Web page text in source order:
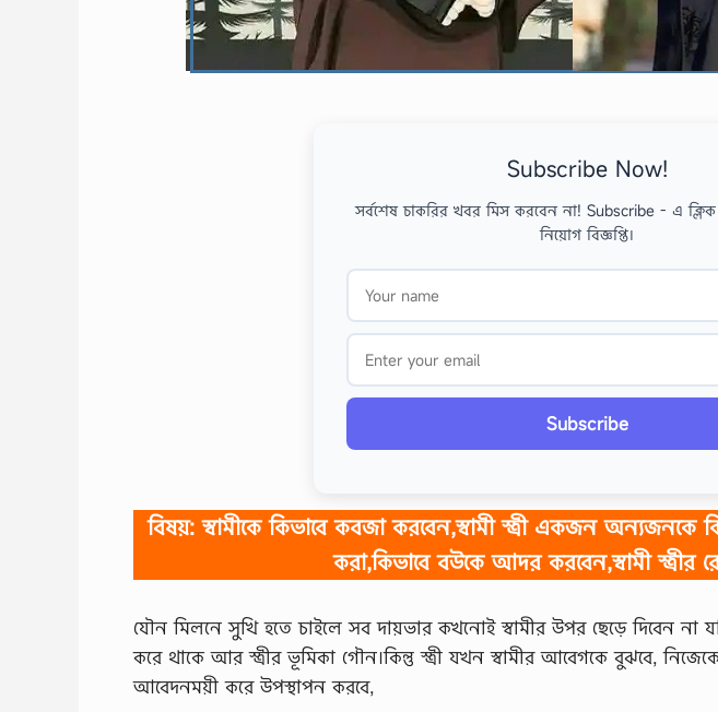
Subscribe Now!
সর্বশেষ চাকরির খবর মিস করবেন না! Subscribe - এ
নিয়োগ বিজ্ঞপ্তি।
Subscribe
বিষয়: স্বামীকে কিভাবে কবজা করবেন,স্বামী স্ত্রী একজন
করা,কিভাবে বউকে আদর করবেন,স্বামী স্ত্রীর
যৌন মিলনে সুখি হতে চাইলে সব দায়ভার কখনোই স্বামীর উপর ছেড়ে দিবেন না
করে থাকে আর স্ত্রীর ভূমিকা গৌন।কিন্তু স্ত্রী যখন স্বামীর আবেগকে বুঝবে,
আবেদনময়ী করে উপস্থাপন করবে,